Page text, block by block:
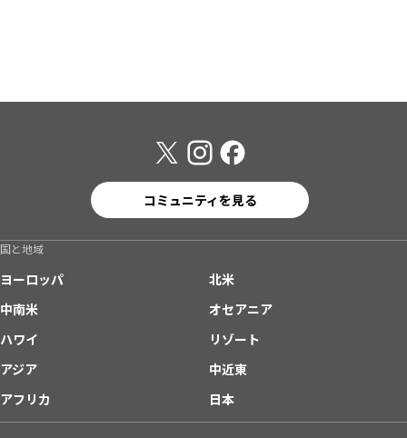
コミュニティを見る
国と地域
ヨーロッパ
北米
中南米
オセアニア
ハワイ
リゾート
アジア
中近東
アフリカ
日本